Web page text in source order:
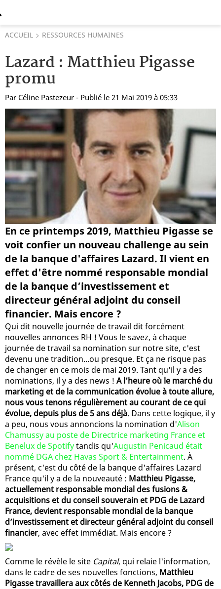
ACCUEIL RESSOURCES HUMAINES
Lazard : Matthieu Pigasse
promu
Par Céline Pastezeur - Publié le 21 Mai 2019 à 05:33
En ce printemps 2019, Matthieu Pigasse se
voit confier un nouveau challenge au sein
de la banque d'affaires Lazard. Il vient en
effet d'être nommé responsable mondial
de la banque d’investissement et
directeur général adjoint du conseil
financier. Mais encore ?
Qui dit nouvelle journée de travail dit forcément
nouvelles annonces RH ! Vous le savez, à chaque
journée de travail sa nomination sur notre site, c'est
devenu une tradition...ou presque. Et ça ne risque pas
de changer en ce mois de mai 2019. Tant qu'il y a des
nominations, il y a des news ! A l'heure où le marché du
marketing et de la communication évolue à toute allure,
nous vous tenons régulièrement au courant de ce qui
évolue, depuis plus de 5 ans déjà. Dans cette logique, il y
a peu, nous vous annoncions la nomination d'Alison
Chamussy au poste de Directrice marketing France et
Benelux de Spotifytandis qu'Augustin Penicaud était
nommé DGA chez Havas Sport & Entertainment. À
présent, c'est du côté de la banque d'affaires Lazard
France qu'il y a de la nouveauté : Matthieu Pigasse,
actuellement responsable mondial des fusions &
acquisitions et du conseil souverain et PDG de Lazard
France, devient responsable mondial de la banque
d’investissement et directeur général adjoint du conseil
financier, avec effet immédiat. Mais encore ?
Comme le révèle le site Capital, qui relaie l'information,
dans le cadre de ses nouvelles fonctions, Matthieu
Pigasse travaillera aux côtés de Kenneth Jacobs, PDG de